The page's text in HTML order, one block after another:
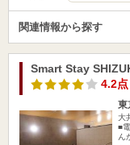
関連情報から探す
Smart Stay
4.2点
東
大
■
ん